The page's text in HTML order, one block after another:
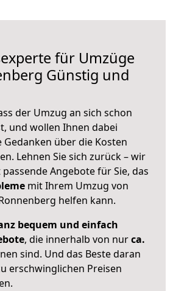
für Umzüge
Günstig und
der Umzug an sich schon
und wollen Ihnen dabei
Gedanken über die Kosten
Lehnen Sie sich zurück – wir
Angebote für Sie, das
mit Ihrem Umzug von
helfen kann.
bequem und einfach
, die innerhalb von nurca.
sind. Und das Beste daran
erschwinglichen Preisen